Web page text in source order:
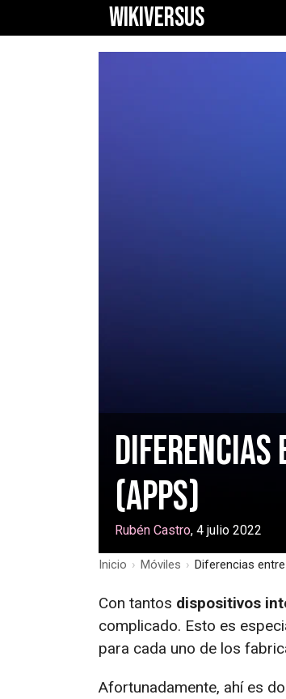
WIKIVERSUS
Diferencias
(Apps)
Rubén Castro, 4 julio 2022
Inicio › Móviles › Diferencias
Con tantos dispositivos
complicado. Esto es
para cada uno de los
Afortunadamente, ahí es